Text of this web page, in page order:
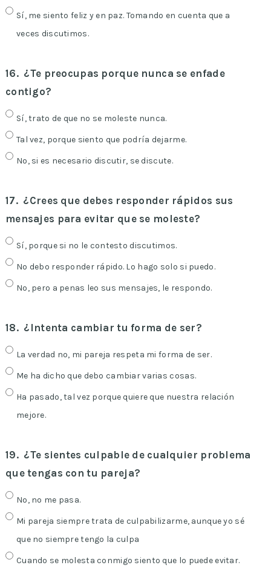
Sí, me siento feliz y en paz. Tomando en cuenta que a
veces discutimos.
16. ¿Te preocupas porque nunca se enfade
contigo?
Sí, trato de que no se moleste nunca.
Tal vez, porque siento que podría dejarme.
No, si es necesario discutir, se discute.
17. ¿Crees que debes responder rápidos sus
mensajes para evitar que se moleste?
Sí, porque si no le contesto discutimos.
No debo responder rápido. Lo hago solo si puedo.
No, pero a penas leo sus mensajes, le respondo.
18. ¿Intenta cambiar tu forma de ser?
La verdad no, mi pareja respeta mi forma de ser.
Me ha dicho que debo cambiar varias cosas.
Ha pasado, tal vez porque quiere que nuestra relación
mejore.
19. ¿Te sientes culpable de cualquier problema
que tengas con tu pareja?
No, no me pasa.
Mi pareja siempre trata de culpabilizarme, aunque yo sé
que no siempre tengo la culpa
Cuando se molesta conmigo siento que lo puede evitar.